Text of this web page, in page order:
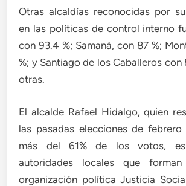
Otras alcaldías reconocidas por
en las políticas de control interno
con 93.4 %; Samaná, con 87 %;
%; y Santiago de los Caballeros
otras.
El alcalde Rafael Hidalgo, quien
las pasadas elecciones de
más del 61% de los votos,
autoridades locales que
organización política Justicia